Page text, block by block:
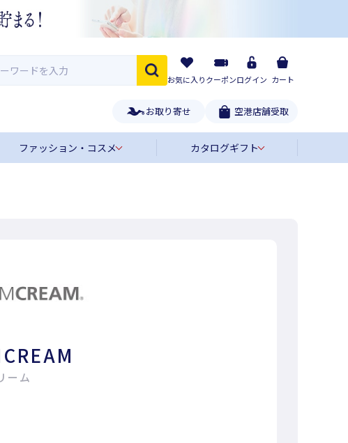
お気に入りクーポンログイン カート
お取り寄せ 空港店舗受取
ファッション・コスメ カタログギフト
ーム